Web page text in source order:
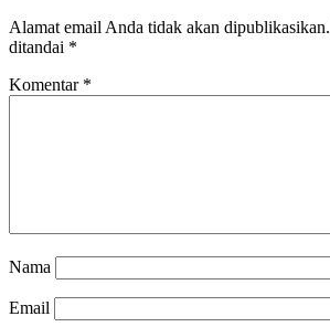
Alamat email Anda tidak akan dipublikasikan.
ditandai *
Komentar *
Nama
Email